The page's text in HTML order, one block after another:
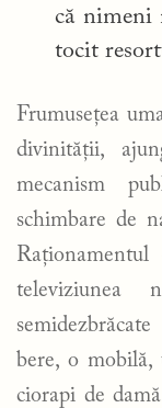
că nimeni
tocit
Frumusețea
divinității,
mecanism
schimbare de
televiziunea
bere, o
ciorapi de